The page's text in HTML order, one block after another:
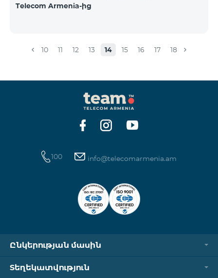
Telecom Armenia-ից
10 11 12 13 14 15 16 17 18
100 info@telecomarmenia.am
Ընկերության մասին
Տեղեկատվություն